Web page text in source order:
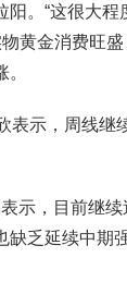
。“这很大程
黄金消费旺
表示，周线
示，目前继
乏延续中期